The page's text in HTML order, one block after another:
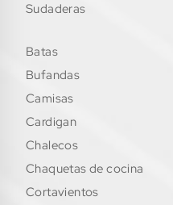
sudaderas
batas
bufandas
camisas
cardigan
chalecos
chaquetas de cocina
cortavientos